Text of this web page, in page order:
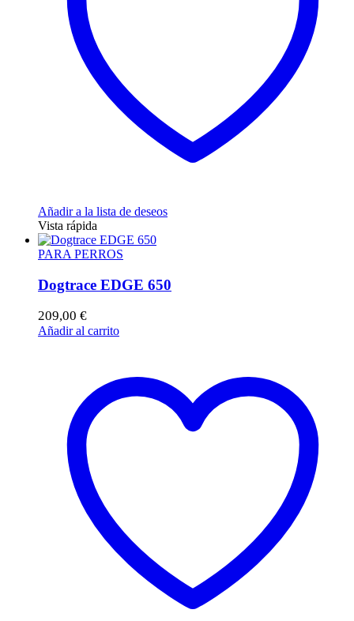
Añadir a la lista de deseos
Vista rápida
PARA PERROS
Dogtrace EDGE 650
209,00 €
Añadir al carrito